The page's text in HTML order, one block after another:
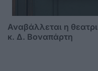
Αναβάλλεται η
κ. Δ. Βοναπάρτη